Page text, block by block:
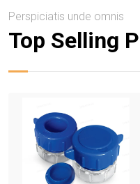
Perspiciatis unde omnis
Top Selling